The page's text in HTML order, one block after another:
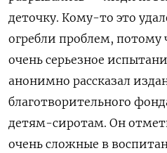
деточку. Кому-то это
огребли проблем,
очень серьезное
анонимно рассказал
благотворительного
детям-сиротам. Он
очень сложные в